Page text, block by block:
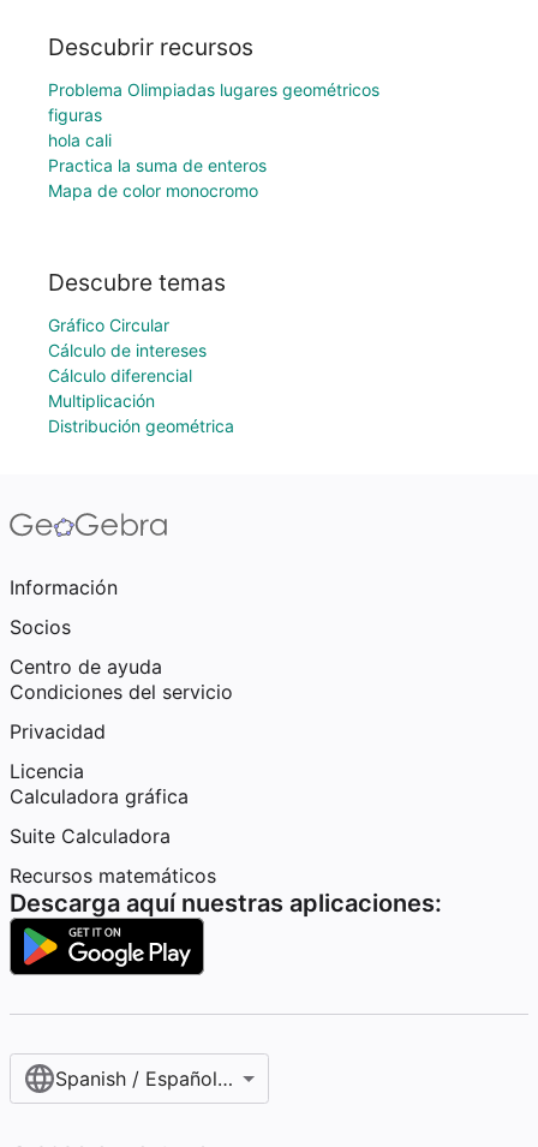
Descubrir recursos
Problema Olimpiadas lugares geométricos
figuras
hola cali
Practica la suma de enteros
Mapa de color monocromo
Descubre temas
Gráfico Circular
Cálculo de intereses
Cálculo diferencial
Multiplicación
Distribución geométrica
Información
Socios
Centro de ayuda
Condiciones del servicio
Privacidad
Licencia
Calculadora gráfica
Suite Calculadora
Recursos matemáticos
Descarga aquí nuestras aplicaciones:
Spanish / Español (internacional)